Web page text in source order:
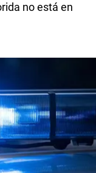
no está en